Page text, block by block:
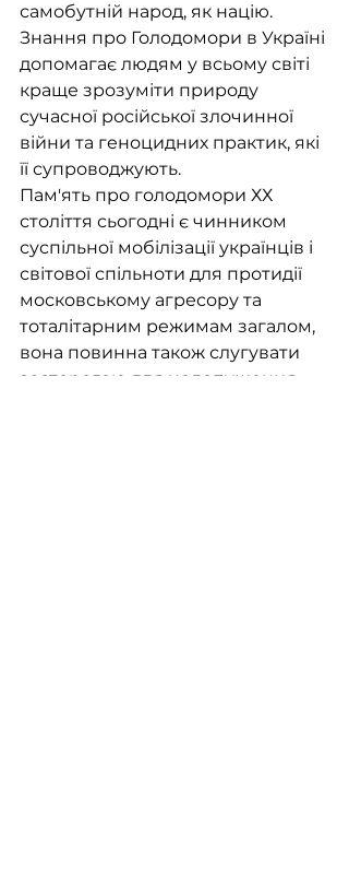
самобутній народ, як націю.
Знання про Голодомори в Україні
допомагає людям у всьому світі
краще зрозуміти природу
сучасної російської злочинної
війни та геноцидних практик, які
її супроводжують.
Пам'ять про голодомори ХХ
століття сьогодні є чинником
суспільної мобілізації українців і
світової спільноти для протидії
московському агресору та
тоталітарним режимам загалом,
вона повинна також слугувати
засторогою для недопущення